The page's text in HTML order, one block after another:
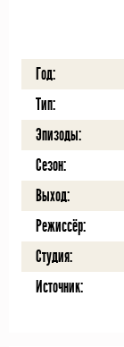
Год:
Тип:
Эпизоды:
Сезон:
Выход:
Режиссёр:
Студия:
Источник: